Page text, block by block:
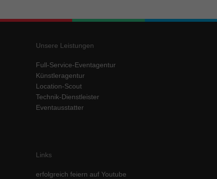
Unsere Leistungen
Full-Service-Eventagentur
Künstleragentur
Location-Scout
Technik-Dienstleister
Eventausstatter
Links
erfolgreich feiern auf Youtube
standardmäßig blockiert. Wenn Cookies von externen Medien akzeptiert
Cookie-Informationen anzeigen
powered by Borlabs Cookie